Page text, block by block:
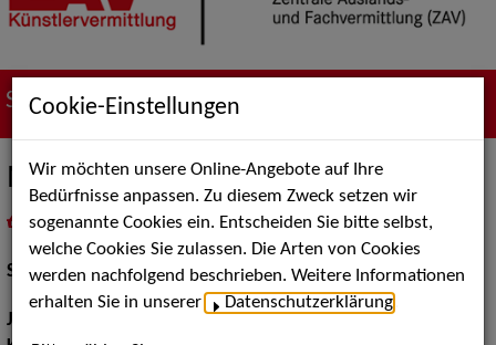
Suche nach Künstler*innen
Marco Sprinz
als PDF speichern
inMeine Merklistelegen
Schauspiel:Bühne, Film und TV
Jahrgang:
Cookie-Einstellungen
Wir möchten unsere Online-Angebote auf Ihre
Bedürfnisse anpassen. Zu diesem Zweck setzen wir
sogenannte Cookies ein. Entscheiden Sie bitte selbst,
welche Cookies Sie zulassen. Die Arten von Cookies
werden nachfolgend beschrieben. Weitere Informationen
erhalten Sie in unserer
Datenschutzerklärung